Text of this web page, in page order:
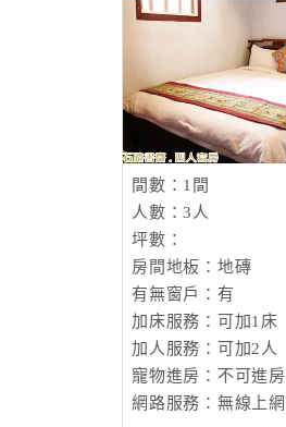
間數：1間
人數：3人
坪數：
房間地板：地磚
有無窗戶：有
加床服務：可加1床
加人服務：可加2人
寵物進房：不可進房
網路服務：無線上網